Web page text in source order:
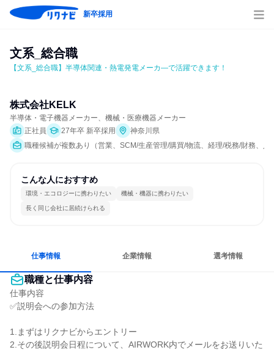
新卒採用
文系_総合職
【文系_総合職】半導体関連・熱電発電メーカ―で活躍できます！
株式会社KELK
半導体・電子機器メーカー、機械・医療機器メーカー
正社員
27年卒 新卒採用
神奈川県
職種候補が複数あり（営業、SCM/生産管理/購買/物流、経理/税務/財務、人
こんな人におすすめ
環境・エコロジーに携わりたい 機械・機器に携わりたい
長く同じ会社に居続けられる
仕事情報 企業情報 選考情報
職種と仕事内容
仕事内容
✅説明会への参加方法
1.まずはリクナビからエントリー
2.その後説明会日程について、AIRWORK内でメールをお送りいた